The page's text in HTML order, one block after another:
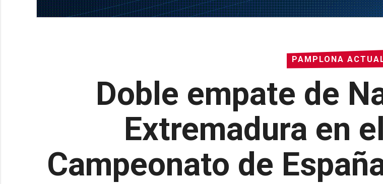
PAMPLONA
Doble empate de
Extremadura en
Campeonato de